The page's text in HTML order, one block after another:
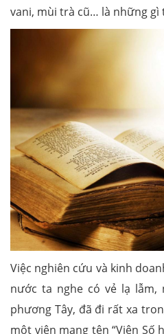
vani, mùi trà cũ… là những gì
Việc nghiên cứu và kinh
nước ta nghe có vẻ lạ lẫm,
phương Tây, đã đi rất xa
một viện mang tên “Viện Số